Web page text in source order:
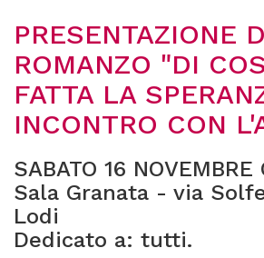
PRESENTAZIONE
ROMANZO "DI
FATTA LA
INCONTRO CON
SABATO 16 NOVEMBRE
Sala Granata - via
Lodi
Dedicato a: tutti.